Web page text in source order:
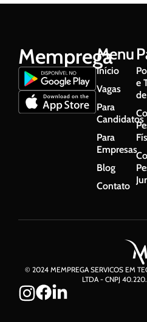
MempregaMenu
Início
Vagas
Para
Candidatos
Para
Empresas
Blog
Contato
e
© 2024 MEMPREGA SERVICOS EM
LTDA - CNPJ